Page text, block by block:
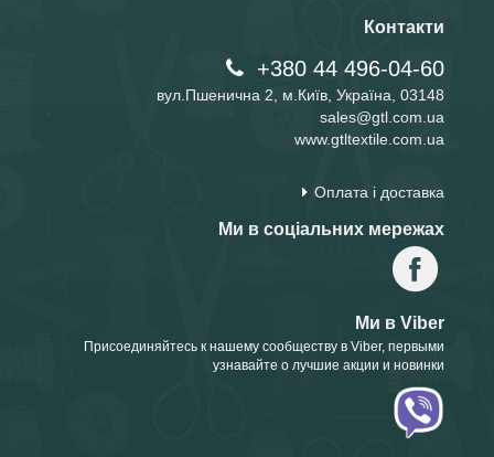
Контакти
+380 44 496-04-60
вул.Пшенична 2, м.Київ, Україна, 03148
sales@gtl.com.ua
www.gtltextile.com.ua
Оплата і доставка
Ми в соціальних мережах
Ми в Viber
Присоединяйтесь к нашему сообществу в Viber, первыми
узнавайте о лучшие акции и новинки